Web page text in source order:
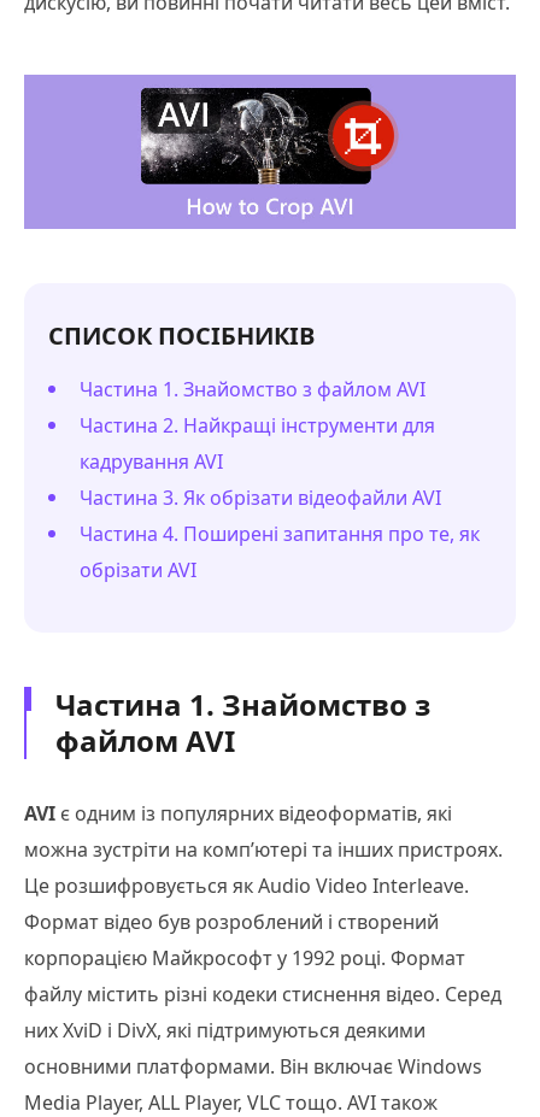
СПИСОК ПОСІБНИКІВ
Частина 1. Знайомство з файлом AVI
Частина 2. Найкращі інструменти для
кадрування AVI
Частина 3. Як обрізати відеофайли AVI
Частина 4. Поширені запитання про те, як
обрізати AVI
Частина 1. Знайомство з
файлом AVI
AVI є одним із популярних відеоформатів, які
можна зустріти на комп’ютері та інших пристроях.
Це розшифровується як Audio Video Interleave.
Формат відео був розроблений і створений
корпорацією Майкрософт у 1992 році. Формат
файлу містить різні кодеки стиснення відео. Серед
них XviD і DivX, які підтримуються деякими
основними платформами. Він включає Windows
Media Player, ALL Player, VLC тощо. AVI також